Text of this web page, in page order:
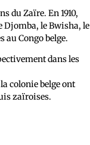
du Zaïre. En 1910,
Djomba, le Bwisha, le
au Congo belge.
dans les
colonie belge ont
zaïroises.